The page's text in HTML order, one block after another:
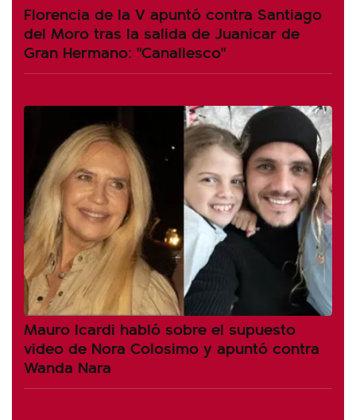
Florencia de la V apuntó contra Santiago
del Moro tras la salida de Juanicar de
Gran Hermano: "Canallesco"
Mauro Icardi habló sobre el supuesto
video de Nora Colosimo y apuntó contra
Wanda Nara